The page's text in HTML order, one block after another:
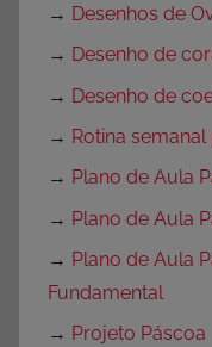
→ Desenhos de
→ Desenho de
→ Desenho de
→ Rotina
→ Plano de Aula
→ Plano de Aula
→ Plano de Aula
Fundamental
→ Projeto Páscoa